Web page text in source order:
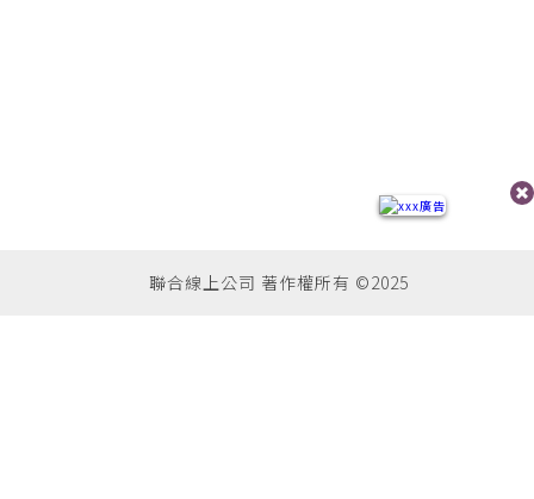
聯合線上公司 著作權所有 ©2025